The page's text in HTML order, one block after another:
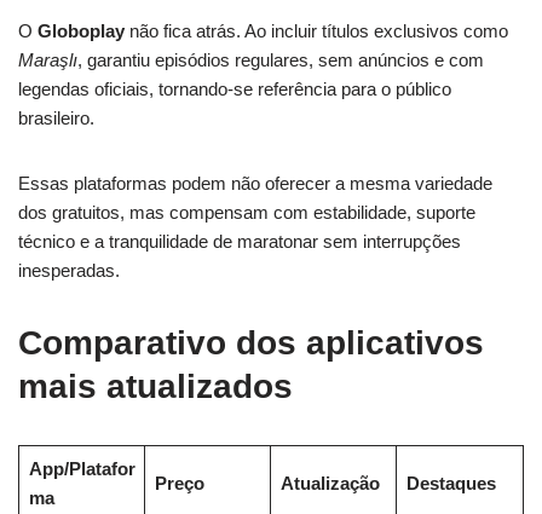
O Globoplay não fica atrás. Ao incluir títulos exclusivos como
Maraşlı, garantiu episódios regulares, sem anúncios e com
legendas oficiais, tornando-se referência para o público
brasileiro.
Essas plataformas podem não oferecer a mesma variedade
dos gratuitos, mas compensam com estabilidade, suporte
técnico e a tranquilidade de maratonar sem interrupções
inesperadas.
Comparativo dos aplicativos
mais atualizados
App/Platafor
ma
Preço Atualização Destaques